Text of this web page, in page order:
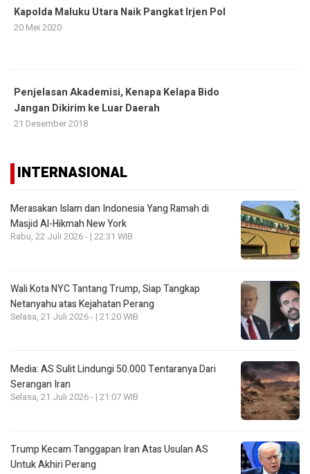
Kapolda Maluku Utara Naik Pangkat Irjen Pol
20 Mei 2020
Penjelasan Akademisi, Kenapa Kelapa Bido
Jangan Dikirim ke Luar Daerah
21 Desember 2018
INTERNASIONAL
Merasakan Islam dan Indonesia Yang Ramah di
Masjid Al-Hikmah New York
Rabu, 22 Juli 2026 - | 22:31 WIB
Wali Kota NYC Tantang Trump, Siap Tangkap
Netanyahu atas Kejahatan Perang
Selasa, 21 Juli 2026 - | 21:20 WIB
Media: AS Sulit Lindungi 50.000 Tentaranya Dari
Serangan Iran
Selasa, 21 Juli 2026 - | 21:07 WIB
Trump Kecam Tanggapan Iran Atas Usulan AS
Untuk Akhiri Perang